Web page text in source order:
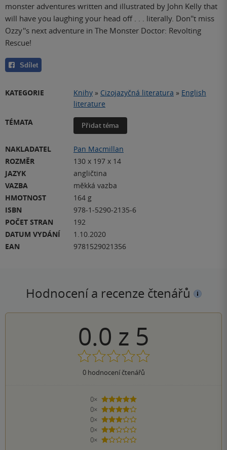
monster adventures written and illustrated by John Kelly that
will have you laughing your head off . . . literally. Don''t miss
Ozzy''s next adventure in The Monster Doctor: Revolting
Rescue!
Sdílet
KATEGORIE Knihy » Cizojazyčná literatura » English
literature
TÉMATA
Přidat téma
NAKLADATEL
Pan Macmillan
ROZMĚR
130 x 197 x 14
JAZYK
angličtina
VAZBA
měkká vazba
HMOTNOST
164 g
ISBN
978-1-5290-2135-6
POČET STRAN
192
DATUM VYDÁNÍ
1.10.2020
EAN
9781529021356
Hodnocení a recenze čtenářů
0.0 z 5
0hodnocení čtenářů
0×
5 hvězdiček
0×
4 hvězdičky
0×
3 hvězdičky
0×
2 hvězdičky
0×
1 hvezdička